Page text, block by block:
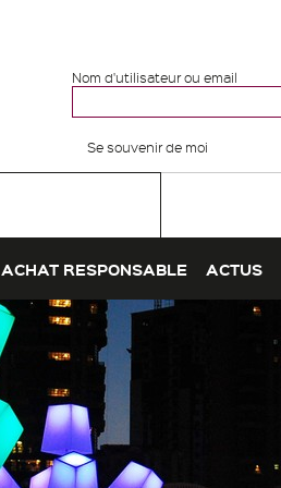
Nom d'utilisateur ou email
Se souvenir de moi
ACHAT RESPONSABLE ACTUS